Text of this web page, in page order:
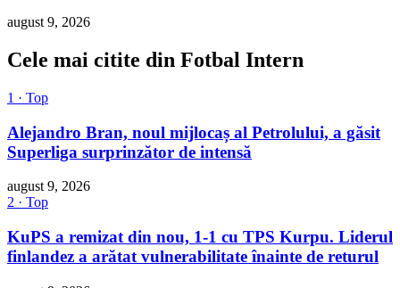
august 9, 2026
Cele mai citite din Fotbal Intern
1 · Top
Alejandro Bran, noul mijlocaș al Petrolului, a găsit
Superliga surprinzător de intensă
august 9, 2026
2 · Top
KuPS a remizat din nou, 1-1 cu TPS Kurpu. Liderul
finlandez a arătat vulnerabilitate înainte de returul